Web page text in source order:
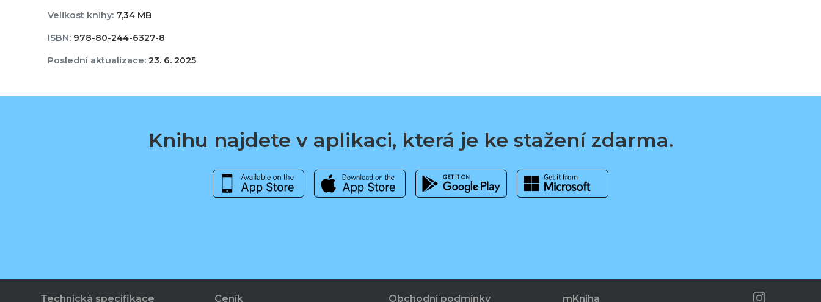
Velikost knihy:7,34 MB
ISBN:978-80-244-6327-8
Poslední aktualizace:23. 6. 2025
Knihu najdete v aplikaci, která je ke stažení zdarma.
Technická specifikace Ceník Obchodní podmínky mKniha